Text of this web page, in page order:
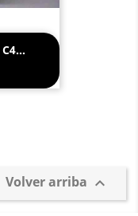
Volver arriba 